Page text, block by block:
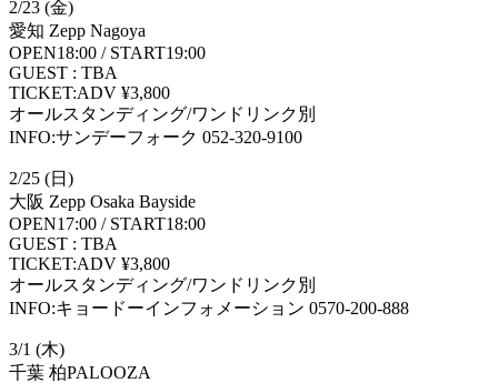
2/23 (金)
愛知 Zepp Nagoya
OPEN18:00 / START19:00
GUEST : TBA
TICKET:ADV ¥3,800
オールスタンディング/ワンドリンク別
INFO:サンデーフォーク 052-320-9100
2/25 (日)
大阪 Zepp Osaka Bayside
OPEN17:00 / START18:00
GUEST : TBA
TICKET:ADV ¥3,800
オールスタンディング/ワンドリンク別
INFO:キョードーインフォメーション 0570-200-888
3/1 (木)
千葉 柏PALOOZA